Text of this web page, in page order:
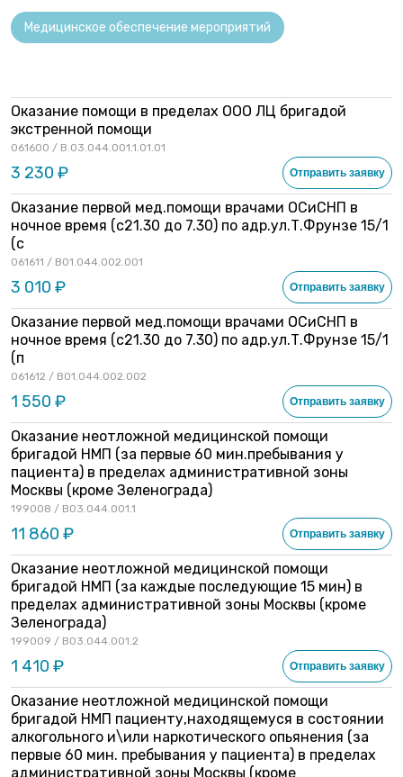
Медицинское обеспечение мероприятий
Оказание помощи в пределах ООО ЛЦ бригадой
экстренной помощи
061600 / B.03.044.001.1.01.01
3 230 ₽ Отправить заявку
Оказание первой мед.помощи врачами ОСиСНП в
ночное время (с21.30 до 7.30) по адр.ул.Т.Фрунзе 15/1
(с
061611 / В01.044.002.001
3 010 ₽ Отправить заявку
Оказание первой мед.помощи врачами ОСиСНП в
ночное время (с21.30 до 7.30) по адр.ул.Т.Фрунзе 15/1
(п
061612 / В01.044.002.002
1 550 ₽ Отправить заявку
Оказание неотложной медицинской помощи
бригадой НМП (за первые 60 мин.пребывания у
пациента) в пределах административной зоны
Москвы (кроме Зеленограда)
199008 / B03.044.001.1
11 860 ₽ Отправить заявку
Оказание неотложной медицинской помощи
бригадой НМП (за каждые последующие 15 мин) в
пределах административной зоны Москвы (кроме
Зеленограда)
199009 / B03.044.001.2
1 410 ₽ Отправить заявку
Оказание неотложной медицинской помощи
бригадой НМП пациенту,находящемуся в состоянии
алкогольного и\или наркотического опьянения (за
первые 60 мин. пребывания у пациента) в пределах
административной зоны Москвы (кроме